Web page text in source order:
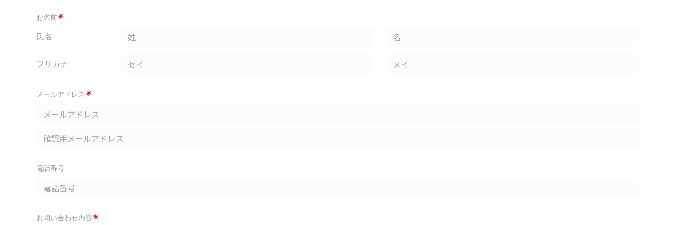
お名前
氏名
フリガナ
メールアドレス
電話番号
お問い合わせ内容